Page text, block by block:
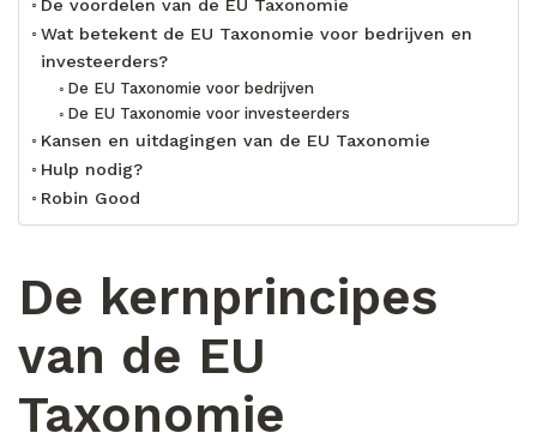
De voordelen van de EU Taxonomie
Wat betekent de EU Taxonomie voor bedrijven en
investeerders?
De EU Taxonomie voor bedrijven
De EU Taxonomie voor investeerders
Kansen en uitdagingen van de EU Taxonomie
Hulp nodig?
Robin Good
De kernprincipes
van de EU
Taxonomie